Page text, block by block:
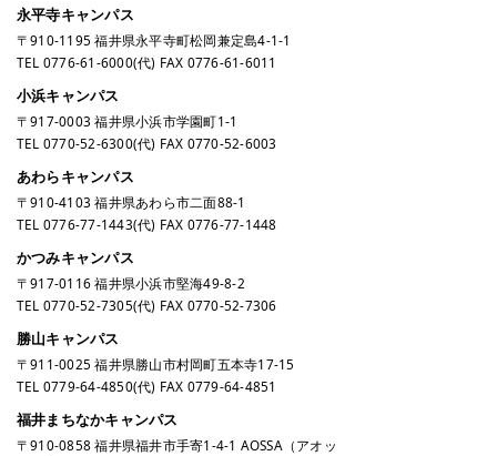
永平寺キャンパス
〒910-1195 福井県永平寺町松岡兼定島4-1-1
TEL 0776-61-6000(代) FAX 0776-61-6011
小浜キャンパス
〒917-0003 福井県小浜市学園町1-1
TEL 0770-52-6300(代) FAX 0770-52-6003
あわらキャンパス
〒910-4103 福井県あわら市二面88-1
TEL 0776-77-1443(代) FAX 0776-77-1448
かつみキャンパス
〒917-0116 福井県小浜市堅海49-8-2
TEL 0770-52-7305(代) FAX 0770-52-7306
勝山キャンパス
〒911-0025 福井県勝山市村岡町五本寺17-15
TEL 0779-64-4850(代) FAX 0779-64-4851
福井まちなかキャンパス
〒910-0858 福井県福井市手寄1-4-1 AOSSA（アオッ